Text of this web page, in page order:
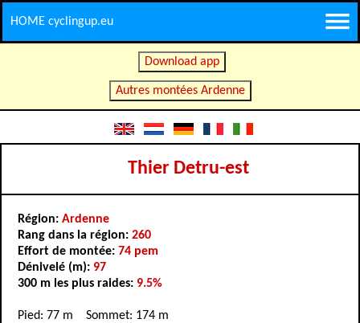
HOME cyclingup.eu
Download app
Autres montées Ardenne
Thier Detru-est
Région: Ardenne
Rang dans la région: 260
Effort de montée: 74 pem
Dénivelé (m): 97
300 m les plus raides: 9.5%
Pied: 77 m Sommet: 174 m